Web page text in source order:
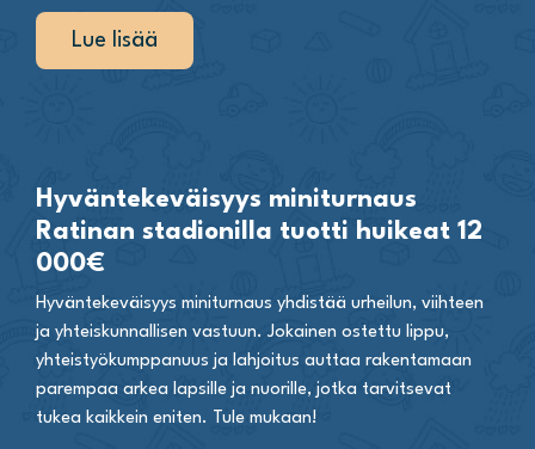
Lue lisää
Hyväntekeväisyys miniturnaus
Ratinan stadionilla tuotti huikeat 12
000€
Hyväntekeväisyys miniturnaus yhdistää urheilun, viihteen
ja yhteiskunnallisen vastuun. Jokainen ostettu lippu,
yhteistyökumppanuus ja lahjoitus auttaa rakentamaan
parempaa arkea lapsille ja nuorille, jotka tarvitsevat
tukea kaikkein eniten. Tule mukaan!